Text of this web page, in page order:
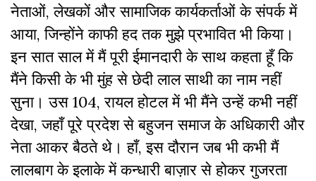
नेताओं, लेखकों और सामाजिक कार्यकर्ताओं के संपर्क में
आया, जिन्होंने काफी हद तक मुझे प्रभावित भी किया।
इन सात साल में मैं पूरी ईमानदारी के साथ कहता हूँ कि
मैंने किसी के भी मुंह से छेदी लाल साथी का नाम नहीं
सुना। उस 104, रायल होटल में भी मैंने उन्हें कभी नहीं
देखा, जहाँ पूरे प्रदेश से बहुजन समाज के अधिकारी और
नेता आकर बैठते थे। हाँ, इस दौरान जब भी कभी मैं
लालबाग के इलाके में कन्धारी बाज़ार से होकर गुजरता